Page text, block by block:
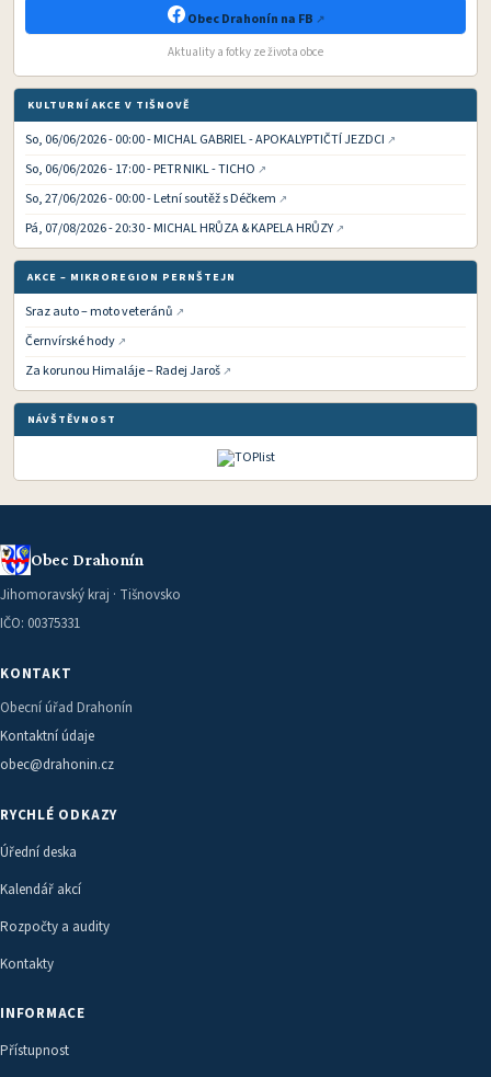
Obec Drahonín na FB
Aktuality a fotky ze života obce
KULTURNÍ AKCE V TIŠNOVĚ
So, 06/06/2026 - 00:00 - MICHAL GABRIEL - APOKALYPTIČTÍ JEZDCI
So, 06/06/2026 - 17:00 - PETR NIKL - TICHO
So, 27/06/2026 - 00:00 - Letní soutěž s Déčkem
Pá, 07/08/2026 - 20:30 - MICHAL HRŮZA & KAPELA HRŮZY
AKCE – MIKROREGION PERNŠTEJN
Sraz auto – moto veteránů
Černvírské hody
Za korunou Himaláje – Radej Jaroš
NÁVŠTĚVNOST
Obec Drahonín
Jihomoravský kraj · Tišnovsko
IČO: 00375331
KONTAKT
Obecní úřad Drahonín
Kontaktní údaje
obec@drahonin.cz
RYCHLÉ ODKAZY
Úřední deska
Kalendář akcí
Rozpočty a audity
Kontakty
INFORMACE
Přístupnost